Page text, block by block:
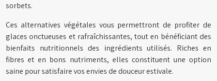
sorbets.
Ces alternatives végétales vous permettront de profiter de
glaces onctueuses et rafraîchissantes, tout en bénéficiant des
bienfaits nutritionnels des ingrédients utilisés. Riches en
fibres et en bons nutriments, elles constituent une option
saine pour satisfaire vos envies de douceur estivale.